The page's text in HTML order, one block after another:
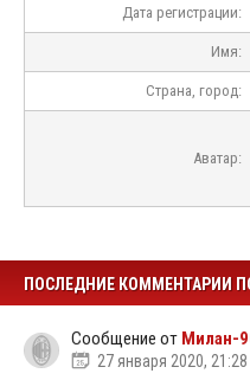
Дата регистрации:
Имя:
Страна, город:
Аватар:
ПОСЛЕДНИЕ КОММЕНТАРИИ
Сообщение от Милан-
27 января 2020, 21:28